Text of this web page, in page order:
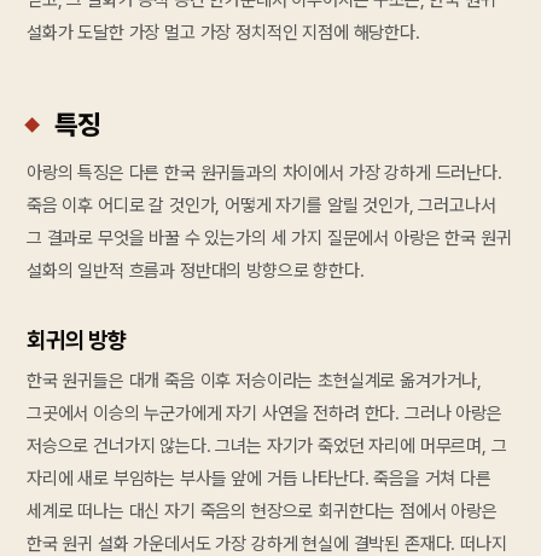
설화가 도달한 가장 멀고 가장 정치적인 지점에 해당한다.
특징
아랑의 특징은 다른 한국 원귀들과의 차이에서 가장 강하게 드러난다.
죽음 이후 어디로 갈 것인가, 어떻게 자기를 알릴 것인가, 그러고나서
그 결과로 무엇을 바꿀 수 있는가의 세 가지 질문에서 아랑은 한국 원귀
설화의 일반적 흐름과 정반대의 방향으로 향한다.
회귀의 방향
한국 원귀들은 대개 죽음 이후 저승이라는 초현실계로 옮겨가거나,
그곳에서 이승의 누군가에게 자기 사연을 전하려 한다. 그러나 아랑은
저승으로 건너가지 않는다. 그녀는 자기가 죽었던 자리에 머무르며, 그
자리에 새로 부임하는 부사들 앞에 거듭 나타난다. 죽음을 거쳐 다른
세계로 떠나는 대신 자기 죽음의 현장으로 회귀한다는 점에서 아랑은
한국 원귀 설화 가운데서도 가장 강하게 현실에 결박된 존재다. 떠나지